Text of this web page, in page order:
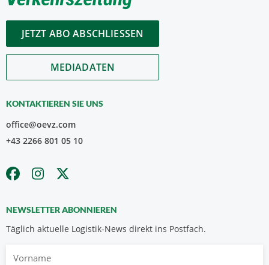
JETZT ABO ABSCHLIESSEN
MEDIADATEN
KONTAKTIEREN SIE UNS
office@oevz.com
+43 2266 801 05 10
NEWSLETTER ABONNIEREN
Täglich aktuelle Logistik-News direkt ins Postfach.